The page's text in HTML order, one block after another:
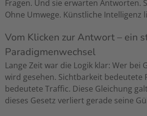
Fragen. Und sie erwarten Antworten.
Ohne Umwege. Künstliche Intelligenz
Vom Klicken zur Antwort – ein
Paradigmenwechsel
Lange Zeit war die Logik klar: Wer bei
wird gesehen. Sichtbarkeit bedeutete
bedeutete Traffic. Diese Gleichung
dieses Gesetz verliert gerade seine